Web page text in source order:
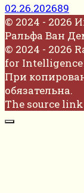
02.26.202689
© 2024 - 2026
Ральфа Ван
© 2024 - 2026
for Intelligence
При
обязательна.
The source